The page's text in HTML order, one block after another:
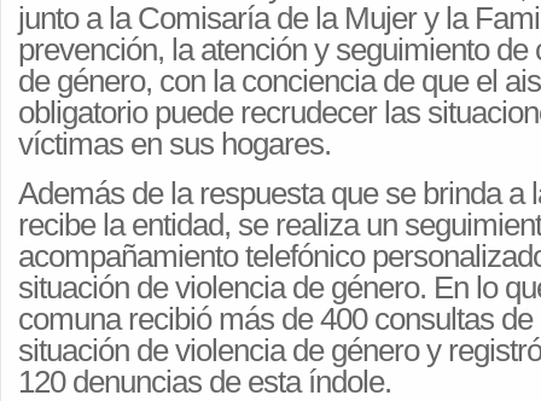
junto a la Comisaría de la Mujer y la
prevención, la atención y seguimiento de
de género, con la conciencia de que el
obligatorio puede recrudecer las
víctimas en sus hogares.
Además de la respuesta que se brinda a
recibe la entidad, se realiza un
acompañamiento telefónico
situación de violencia de género. En lo
comuna recibió más de 400 consultas
situación de violencia de género y
120 denuncias de esta índole.